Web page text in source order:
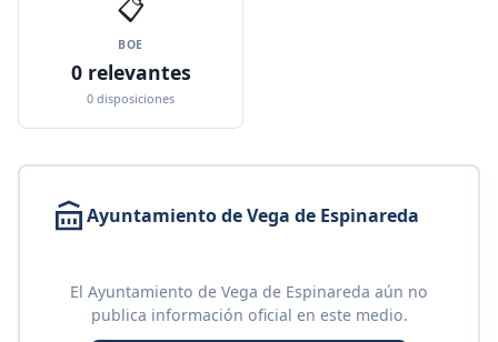
📋
BOE
0 relevantes
0 disposiciones
Ayuntamiento de Vega de Espinareda
El Ayuntamiento de Vega de Espinareda aún no
publica información oficial en este medio.